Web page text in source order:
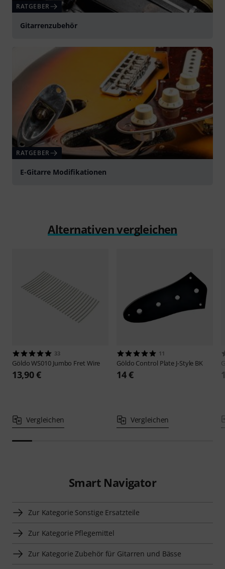
RATGEBER
Gitarrenzubehör
RATGEBER
E-Gitarre Modifikationen
Alternativen vergleichen
33
GöldoWS010 Jumbo Fret Wire
13,90 €
Vergleichen
11
Göldo Control Plate J-Style BK
14 €
Vergleichen
Smart Navigator
Zur Kategorie Sonstige Ersatzteile
Zur Kategorie Pflegemittel
Zur Kategorie Zubehör für Gitarren und Bässe